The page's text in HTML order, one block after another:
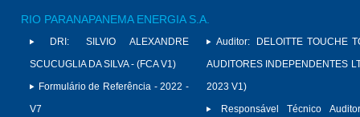
RIO PARANAPANEMA ENERGIA S.A.
DRI:
SILVIO ALEXANDRE
SCUCUGLIA DA SILVA - (FCA V1)
Formulário de Referência - 2022 -
V7
Auditor:
DELOITTE TOUCHE
AUDITORES INDEPENDENTES
2023 V1)
Responsável Técnico